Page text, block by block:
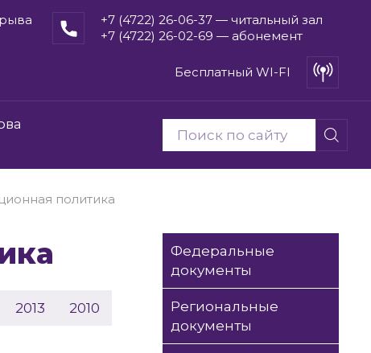
+7 (4722) 26-06-37 — читальный зал
+7 (4722) 26-02-69 — абонемент
Бесплатный WI-FI
политика
2013 2010
Федеральные
документы
Региональные
документы